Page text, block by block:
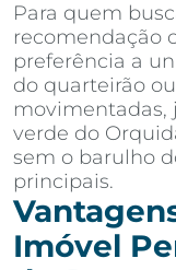
Para quem
recomendação
preferência a
do quarteirão
movimentadas,
verde do
sem o barulho
principais.
Imóvel